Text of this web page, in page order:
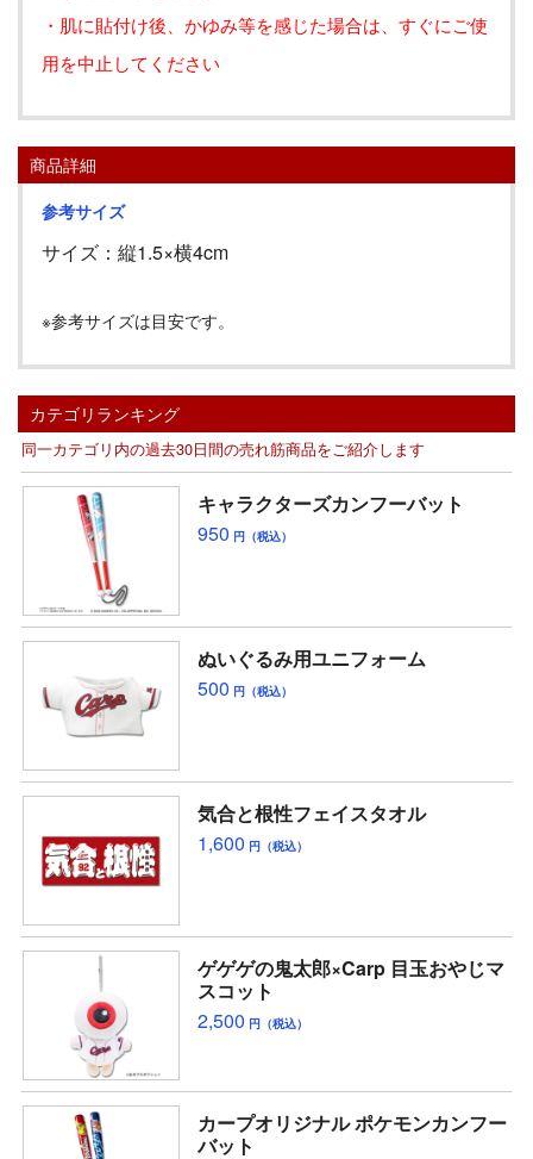
・肌に貼付け後、かゆみ等を感じた場合は、すぐにご使
用を中止してください
商品詳細
参考サイズ
サイズ：縦1.5×横4cm
※参考サイズは目安です。
カテゴリランキング
同一カテゴリ内の過去30日間の売れ筋商品をご紹介します
キャラクターズカンフーバット
950 円（税込）
ぬいぐるみ用ユニフォーム
500 円（税込）
気合と根性フェイスタオル
1,600 円（税込）
ゲゲゲの鬼太郎×Carp 目玉おやじマ
スコット
2,500 円（税込）
カープオリジナル ポケモンカンフー
バット